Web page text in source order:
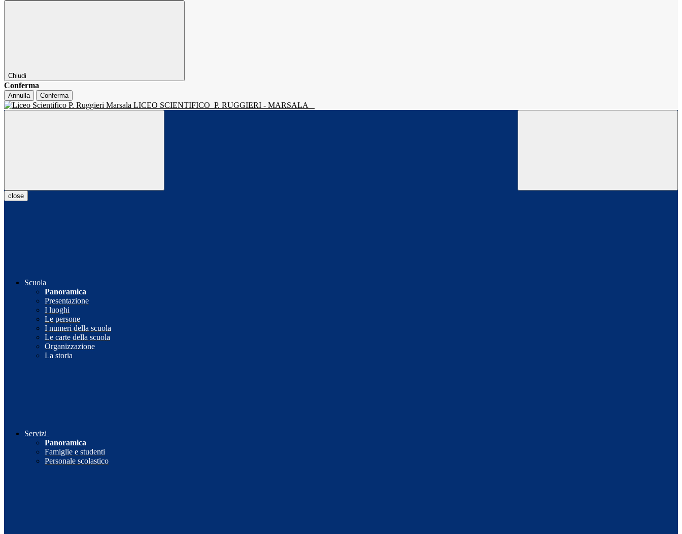
Chiudi
Conferma
Annulla Conferma
LICEO SCIENTIFICO P. RUGGIERI - MARSALA
close
Scuola
Panoramica
Presentazione
I luoghi
Le persone
I numeri della scuola
Le carte della scuola
Organizzazione
La storia
Servizi
Panoramica
Famiglie e studenti
Personale scolastico